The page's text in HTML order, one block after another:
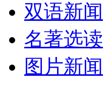
双语新闻
名著选读
图片新闻